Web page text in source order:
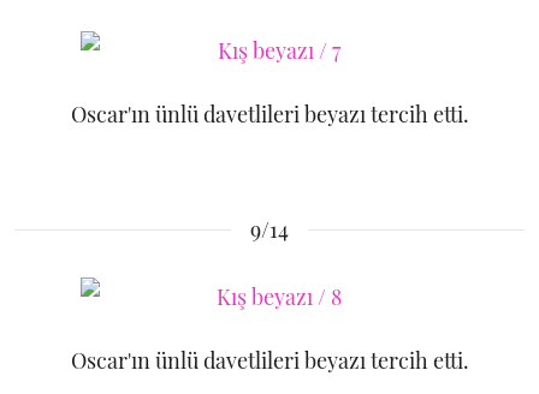
Oscar'ın ünlü davetlileri beyazı tercih etti.
9/14
Oscar'ın ünlü davetlileri beyazı tercih etti.